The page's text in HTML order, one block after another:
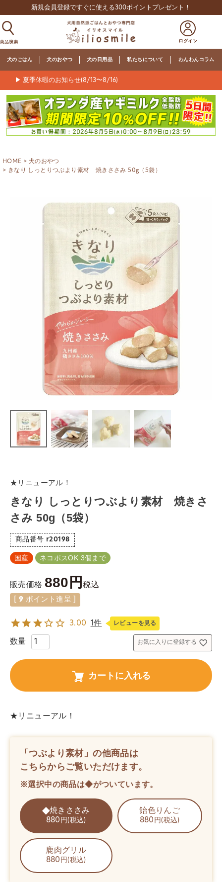
新規会員登録ですぐに使える300ポイントプレゼント！
犬のごはん 犬のおやつ 犬の日用品 私たちについて わんわんコラム
▶ 夏季休暇のお知らせ(8/13〜8/16)
HOME
犬のおやつ
きなり しっとりつぶより素材 焼きささみ 50g（5袋）
★リニューアル！
きなり しっとりつぶより素材 焼きさ
さみ 50g（5袋）
商品番号 r20198
国産 ネコポスOK 3個まで
販売価格 880 税込
9 ポイント進呈 ]
3.00 1件 レビューを見る
お気に入りに登録する
カートに入れる
★リニューアル！
「つぶより素材」の他商品は
こちらからご覧いただけます。
※選択中の商品は◆がついています。
焼きささみ
880 円(税込)
飴色りんご
880 円(税込)
鹿肉グリル
880 円(税込)